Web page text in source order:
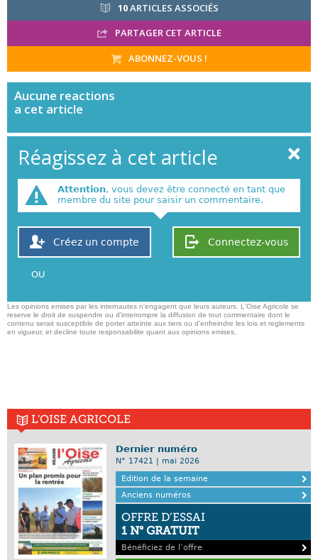
10ARTICLES ASSOCIÉS
PARTAGER CET ARTICLE
ABONNEZ-VOUS !
Aucune reactions
a cet article
Réagissez à cet article
Attention, vous devez être connecté en tant que
membre du site pour saisir un commentaire.
Connectez-vous
Créez un compte
OU
Les opinions emises par les internautes n'engagent que leurs auteurs. L'Oise Agricole se
reserve le droit de suspendre ou d'interrompre la diffusion de tout commentaire dont le
contenu serait susceptible de porter atteinte aux tiers ou d'enfreindre les lois et reglements
en vigueur, et decline toute responsabilite quant aux opinions emises,
L'OISE AGRICOLE
Dernier numéro
N° 17421 | mai 2026
Edition de la semaine
Anciens numéros
OFFRE D’ESSAI
1 N° GRATUIT
Bénéficiez de l’offre